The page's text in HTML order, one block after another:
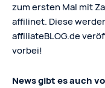
zum ersten Mal mit
affilinet. Diese
affiliateBLOG.de
vorbei!
News gibt es auch